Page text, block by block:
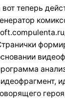
вот теперь